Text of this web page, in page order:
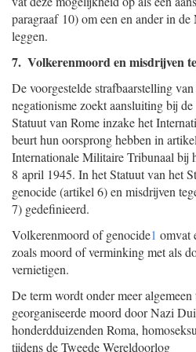
paragraaf 10) om een en ander in
leggen.
7. Volkerenmoord en misdrijven
De voorgestelde strafbaarstelling
negationisme zoekt aansluiting bij
Statuut van Rome inzake het
beurt hun oorsprong hebben in
Internationale Militaire Tribunaal bij
8 april 1945. In het Statuut van het
genocide (artikel 6) en misdrijven
7) gedefinieerd.
Volkerenmoord of genocide1 omvat
zoals moord of verminking met als
vernietigen.
De term wordt onder meer algemeen
georganiseerde moord door Nazi
honderdduizenden Roma,
tijdens de Tweede Wereldoorlog